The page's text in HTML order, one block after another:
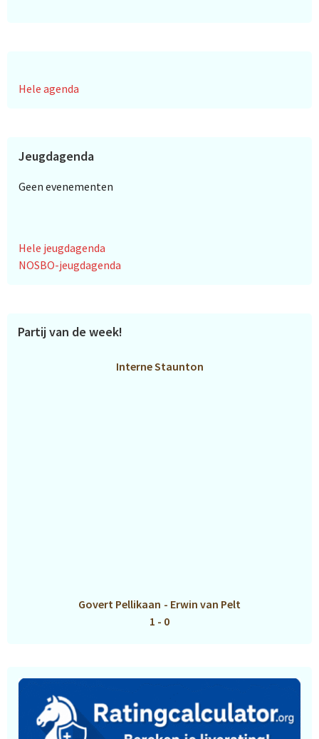
Hele agenda
Jeugdagenda
Geen evenementen
Hele jeugdagenda
NOSBO-jeugdagenda
Partij van de week!
Interne Staunton
Govert Pellikaan - Erwin van Pelt
1 - 0